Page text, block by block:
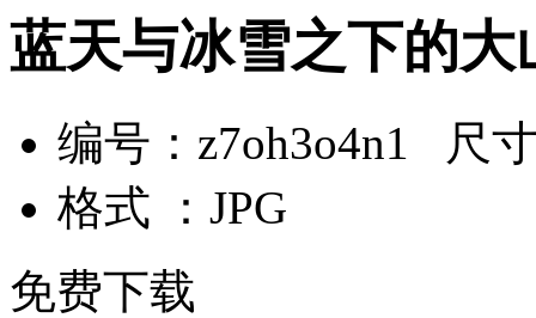
蓝天与冰雪之下的
编号：z7oh3o4n1 尺
格式 ：JPG
免费下载